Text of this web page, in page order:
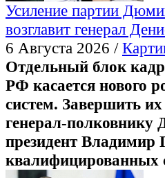
Усиление партии
возглавит генерал
6 Августа 2026 /
Отдельный блок
РФ касается нового
систем. Завершить
генерал-полковнику
президент Владимир
квалифицированных